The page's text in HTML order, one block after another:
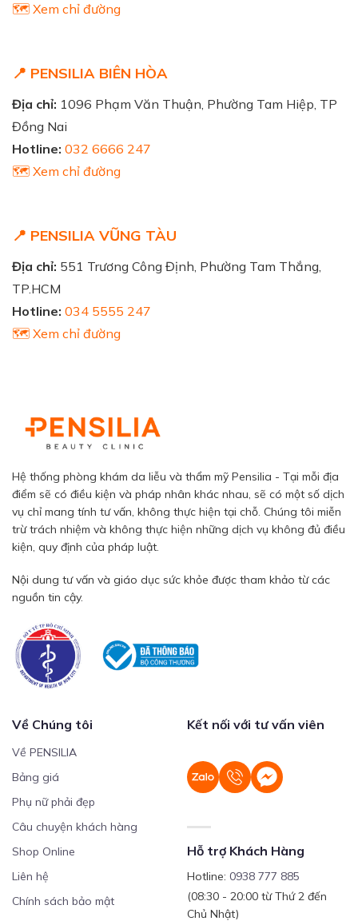
🗺️ Xem chỉ đường
📍 PENSILIA BIÊN HÒA
Địa chỉ: 1096 Phạm Văn Thuận, Phường Tam Hiệp, TP
Đồng Nai
Hotline: 032 6666 247
🗺️ Xem chỉ đường
📍 PENSILIA VŨNG TÀU
Địa chỉ: 551 Trương Công Định, Phường Tam Thắng,
TP.HCM
Hotline: 034 5555 247
🗺️ Xem chỉ đường
Hệ thống phòng khám da liễu và thẩm mỹ Pensilia - Tại mỗi địa
điểm sẽ có điều kiện và pháp nhân khác nhau, sẽ có một số dịch
vụ chỉ mang tính tư vấn, không thực hiện tại chỗ. Chúng tôi miễn
trừ trách nhiệm và không thực hiện những dịch vụ không đủ điều
kiện, quy định của pháp luật.
Nội dung tư vấn và giáo dục sức khỏe được tham khảo từ các
nguồn tin cậy.
Về Chúng tôi
Về PENSILIA
Bảng giá
Phụ nữ phải đẹp
Câu chuyện khách hàng
Shop Online
Liên hệ
Chính sách bảo mật
Kết nối với tư vấn viên
Hỗ trợ Khách Hàng
Hotline: 0938 777 885
(08:30 - 20:00 từ Thứ 2 đến
Chủ Nhật)